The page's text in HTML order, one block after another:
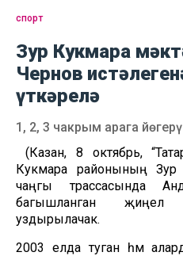
спорт
Зур Кукмара
Чернов
үткәрелә
1, 2, 3 чакрым арага
(Казан, 8 октябрь,
Кукмара районының Зур
чаңгы трассасында
багышланган җиңел
уздырылачак.
2003 елда туган һәм